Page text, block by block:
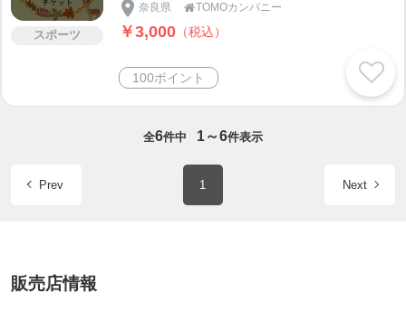
スポーツ
奈良県 TOMOカンパニー
￥3,000 （税込）
100ポイント
全6件中 1～6件表示
Prev 1 Next
販売店情報